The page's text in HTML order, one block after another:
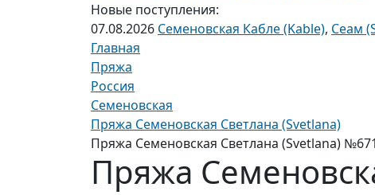
Новые поступления:
07.08.2026 Семеновская Кабле (Kable), Сеам
Главная
Пряжа
Россия
Семеновская
Пряжа Семеновская Светлана (Svetlana)
Пряжа Семеновская Светлана (Svetlana)
Пряжа